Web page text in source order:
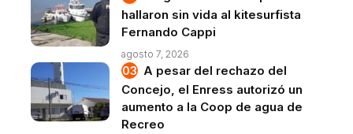
hallaron sin vida al kitesurfista
Fernando Cappi
agosto 7, 2026
A pesar del rechazo del
Concejo, el Enress autorizó un
aumento a la Coop de agua de
Recreo